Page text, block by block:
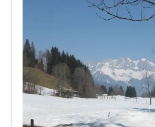
Gischott